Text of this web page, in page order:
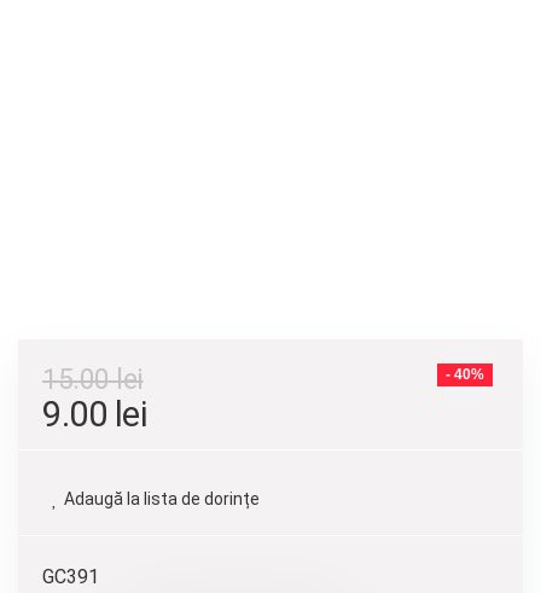
- 40%
15.00lei
9.00 lei
Adaugă la lista de dorințe
GC391